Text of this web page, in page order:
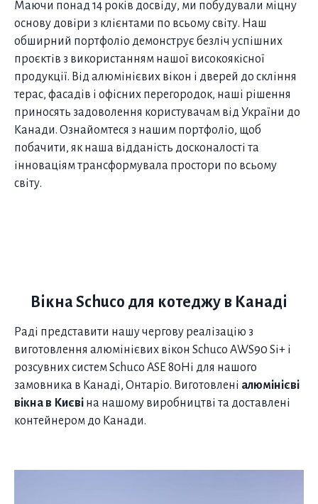
Маючи понад 14 років досвіду, ми побудували міцну
основу довіри з клієнтами по всьому світу. Наш
обширний портфоліо демонструє безліч успішних
проєктів з використанням нашої високоякісної
продукції. Від алюмінієвих вікон і дверей до скління
терас, фасадів і офісних перегородок, наші рішення
приносять задоволення користувачам від України до
Канади. Ознайомтеся з нашим портфоліо, щоб
побачити, як наша відданість досконалості та
інноваціям трансформувала простори по всьому
світу.
Вікна Schuco для котеджу в Канаді
Раді представити нашу чергову реалізацію з
виготовлення алюмінієвих вікон Schuco AWS90 Si+ і
розсувних систем Schuco ASE 80Hi для нашого
замовника в Канаді, Онтаріо. Виготовлені алюмінієві
вікна в Києві на нашому виробництві та доставлені
контейнером до Канади.